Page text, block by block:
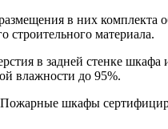
в них комплекта
материала.
в задней стенке
влажности до 95%.
шкафы